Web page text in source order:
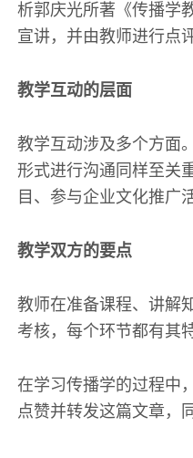
析郭庆光所著《传播学
宣讲，并由教师进行点
教学互动的层面
教学互动涉及多个方面
形式进行沟通同样至关
目、参与企业文化推广
教学双方的要点
教师在准备课程、讲解
考核，每个环节都有其
在学习传播学的过程中
点赞并转发这篇文章，